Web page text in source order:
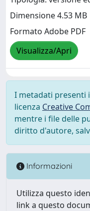
Dimensione 4.53 MB
Formato Adobe PDF
Visualizza/Apri
I metadati presenti
licenza Creative
mentre i file delle
diritto d'autore,
Informazioni
Utilizza questo
link a questo